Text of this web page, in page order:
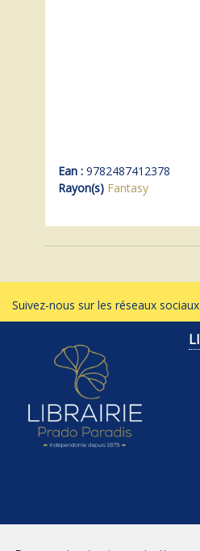
Ean : 9782487412378
Rayon(s) Fantasy
Suivez-nous sur les réseaux sociaux